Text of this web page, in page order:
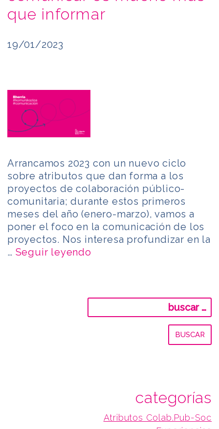
que informar
19/01/2023
Arrancamos 2023 con un nuevo ciclo
sobre atributos que dan forma a los
proyectos de colaboración público-
comunitaria; durante estos primeros
meses del año (enero-marzo), vamos a
poner el foco en la comunicación de los
proyectos. Nos interesa profundizar en la
… Seguir leyendo
categorías
Atributos Colab.Pub-Soc